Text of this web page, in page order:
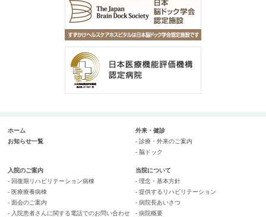
ホーム
お知らせ一覧
外来・健診
- 診療・外来のご案内
- 脳ドック
入院のご案内
- 回復期リハビリテーション病棟
- 医療療養病棟
- 面会のご案内
- 入院患者さんに関する電話でのお問い合わせ
当院について
- 理念・基本方針
- 提供するリハビリテーション
- 病院長あいさつ
- 病院概要